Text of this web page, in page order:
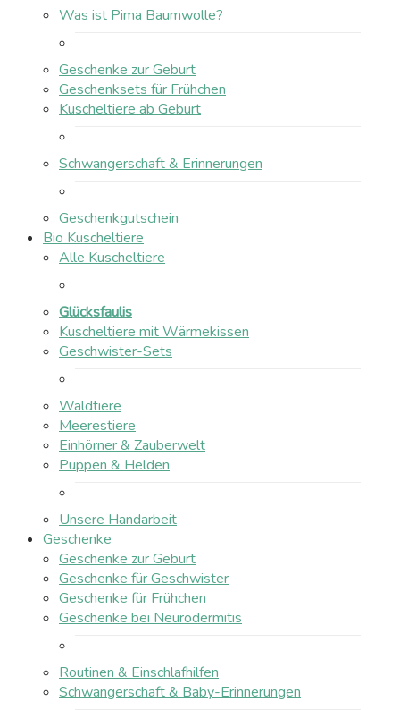
Was ist Pima Baumwolle?
Geschenke zur Geburt
Geschenksets für Frühchen
Kuscheltiere ab Geburt
Schwangerschaft & Erinnerungen
Geschenkgutschein
Bio Kuscheltiere
Alle Kuscheltiere
Glücksfaulis
Kuscheltiere mit Wärmekissen
Geschwister-Sets
Waldtiere
Meerestiere
Einhörner & Zauberwelt
Puppen & Helden
Unsere Handarbeit
Geschenke
Geschenke zur Geburt
Geschenke für Geschwister
Geschenke für Frühchen
Geschenke bei Neurodermitis
Routinen & Einschlafhilfen
Schwangerschaft & Baby-Erinnerungen